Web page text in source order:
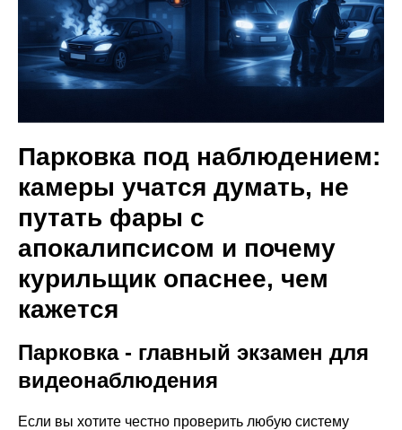
Парковка под наблюдением:
камеры учатся думать, не
путать фары с
апокалипсисом и почему
курильщик опаснее, чем
кажется
Парковка - главный экзамен для
видеонаблюдения
Если вы хотите честно проверить любую систему